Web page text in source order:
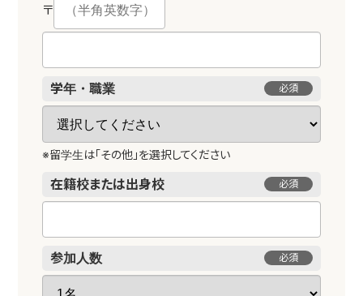
〒
学年・職業 必須
※留学生は「その他」を選択してください
在籍校または出身校 必須
参加人数 必須